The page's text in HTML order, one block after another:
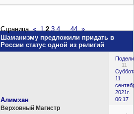
Шаманизму предложили придать в
России статус одной из религий
Страница:« 1 2 3 4 … 44 »
11
11
2021г.
06:17
Алимхан
Верховный Магистр